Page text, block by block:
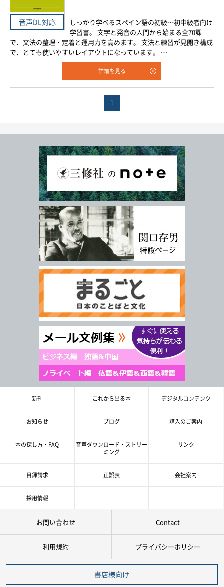
音声DL
検 索
音声DL対応
しっかり学べるスペイン語の初級～初中級者向け
学習書。 文字と発音の入門から始まる全70課
で、文法の整理・定着と運用力を高めます。 文法と練習が見開き構成
で、とても使いやすいレイアウトになっています。 …
詳細を見る
1
新刊 これから出る本 デジタルコンテンツ
お知らせ ブログ 購入のご案内
本の探し方・FAQ
音声ダウンロード・ストリー
ミング
リンク
目録請求 正誤表 会社案内
採用情報
お問い合わせ Contact
利用規約 プライバシーポリシー
書店様向け